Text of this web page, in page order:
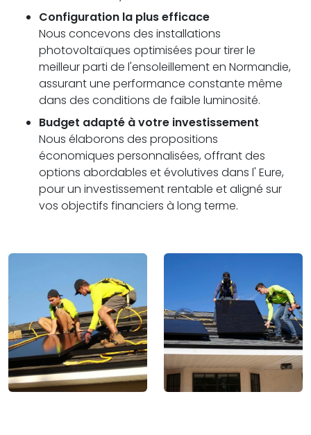
Configuration la plus efficace
Nous concevons des installations
photovoltaïques optimisées pour tirer le
meilleur parti de l'ensoleillement en Normandie,
assurant une performance constante même
dans des conditions de faible luminosité.
Budget adapté à votre investissement
Nous élaborons des propositions
économiques personnalisées, offrant des
options abordables et évolutives dans l' Eure,
pour un investissement rentable et aligné sur
vos objectifs financiers à long terme.